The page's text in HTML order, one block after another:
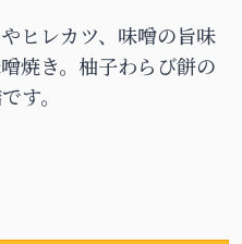
ヒレカツ、味噌の旨味
焼き。柚子わらび餅の
す。